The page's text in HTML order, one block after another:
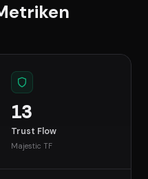
13
Trust Flow
Majestic TF